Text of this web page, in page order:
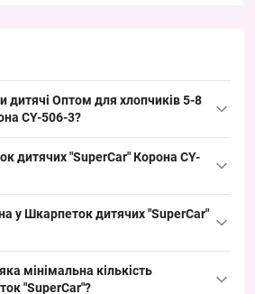
дитячі Оптом для хлопчиків 5-8
CY-506-3?
3 можна упаковкою з Одеси 7КМ,
обіг і стабільний попит у
дитячих "SuperCar" Корона CY-
еластану — забезпечує еластичність,
викладки й швидкої ротації товару.
у Шкарпеток дитячих "SuperCar"
приблизно відповідного цього віку;
мінімальна кількість
"SuperCar"?